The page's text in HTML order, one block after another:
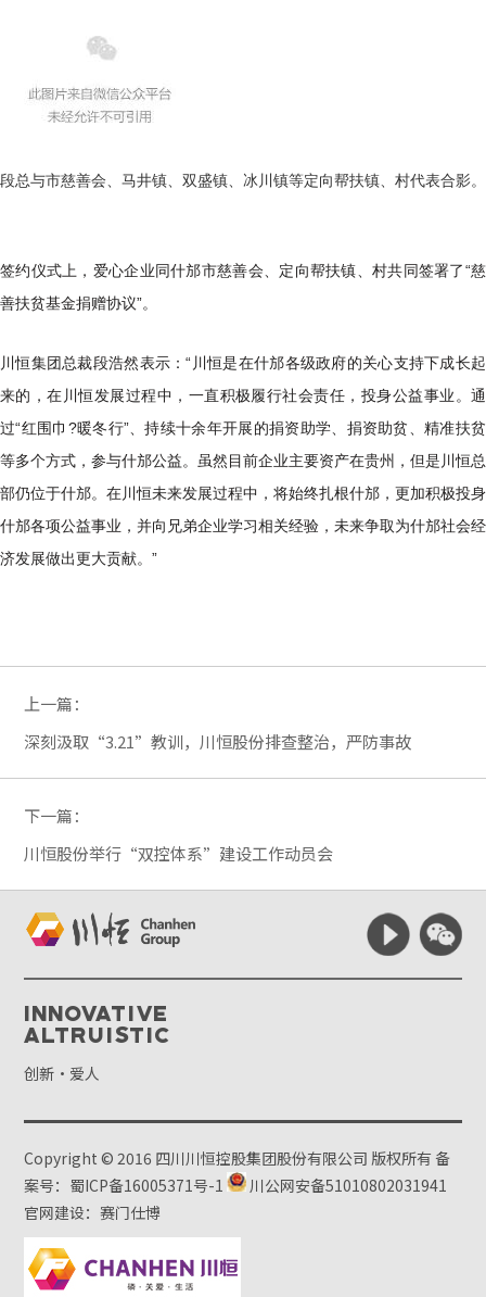
段总与市慈善会、马井镇、双盛镇、冰川镇等定向帮扶镇、村代表合影。
签约仪式上，爱心企业同什邡市慈善会、定向帮扶镇、村共同签署了“慈
善扶贫基金捐赠协议”。
川恒集团总裁段浩然表示：“川恒是在什邡各级政府的关心支持下成长起
来的，在川恒发展过程中，一直积极履行社会责任，投身公益事业。通
过“红围巾?暖冬行”、持续十余年开展的捐资助学、捐资助贫、精准扶贫
等多个方式，参与什邡公益。虽然目前企业主要资产在贵州，但是川恒总
部仍位于什邡。在川恒未来发展过程中，将始终扎根什邡，更加积极投身
什邡各项公益事业，并向兄弟企业学习相关经验，未来争取为什邡社会经
济发展做出更大贡献。”
上一篇：
深刻汲取“3.21”教训，川恒股份排查整治，严防事故
下一篇：
川恒股份举行“双控体系”建设工作动员会
Innovative
Altruistic
创新·爱人
Copyright © 2016 四川川恒控股集团股份有限公司 版权所有备
案号：蜀ICP备16005371号-1
川公网安备51010802031941
官网建设：赛门仕博